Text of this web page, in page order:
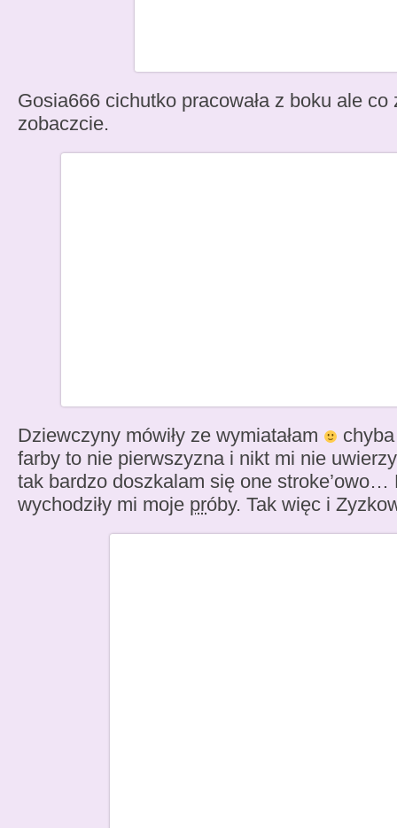
Gosia666 cichutko pracowała z boku ale co
zobaczcie.
Dziewczyny mówiły ze wymiatałam
farby to nie pierwszyzna i nikt mi nie
tak bardzo doszkalam się one stroke’owo…
wychodziły mi moje próby. Tak więc i